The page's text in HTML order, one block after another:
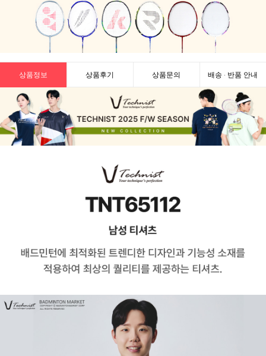
상품정보 상품후기 상품문의 배송 · 반품 안내